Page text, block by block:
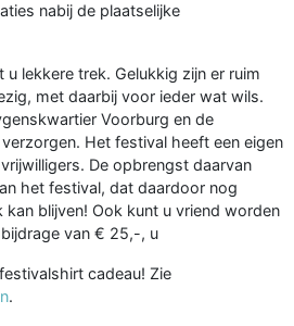
nabij de plaatselijke
u lekkere trek. Gelukkig zijn er ruim
met daarbij voor ieder wat wils.
Voorburg en de
Het festival heeft een eigen
De opbrengst daarvan
het festival, dat daardoor nog
blijven! Ook kunt u vriend worden
van € 25,-, u
cadeau! Zie
.